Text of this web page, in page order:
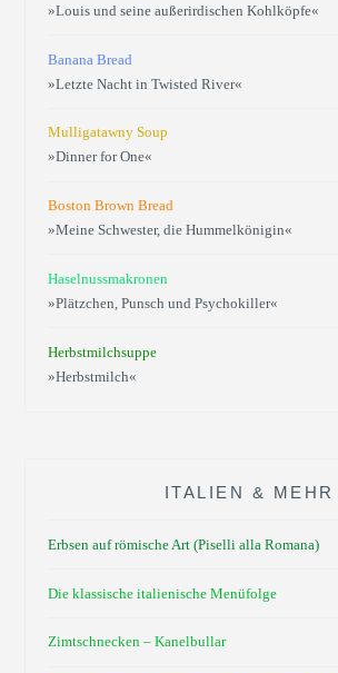
»Louis und seine außerirdischen Kohlköpfe«
Banana Bread
»Letzte Nacht in Twisted River«
Mulligatawny Soup
»Dinner for One«
Boston Brown Bread
»Meine Schwester, die Hummelkönigin«
Haselnussmakronen
»Plätzchen, Punsch und Psychokiller«
Herbstmilchsuppe
»Herbstmilch«
ITALIEN & MEHR
Erbsen auf römische Art (Piselli alla Romana)
Die klassische italienische Menüfolge
Zimtschnecken – Kanelbullar